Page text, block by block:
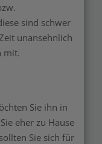
sind schwer
unansehnlich
mit.
Sie ihn in
eher zu Hause
Sie sich für